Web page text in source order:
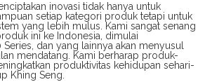
inovasi tidak hanya untuk
setiap kategori produk tetapi untuk
yang lebih mulus. Kami sangat senang
ini ke Indonesia, dimulai
Series, dan yang lainnya akan menyusul
mendatang. Kami berharap produk-
produktivitas kehidupan sehari-
Khing Seng.